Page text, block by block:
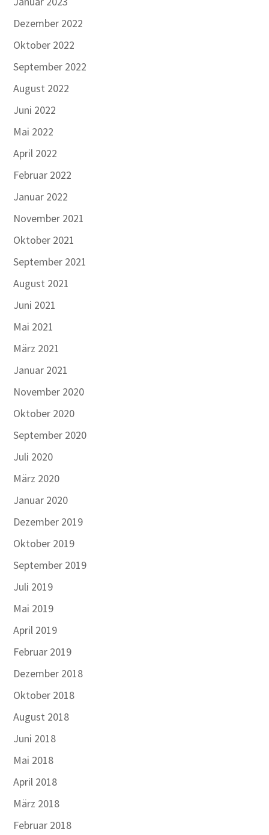
Dezember 2022
Oktober 2022
September 2022
August 2022
Juni 2022
Mai 2022
April 2022
Februar 2022
Januar 2022
November 2021
Oktober 2021
September 2021
August 2021
Juni 2021
Mai 2021
März 2021
Januar 2021
November 2020
Oktober 2020
September 2020
Juli 2020
März 2020
Januar 2020
Dezember 2019
Oktober 2019
September 2019
Juli 2019
Mai 2019
April 2019
Februar 2019
Dezember 2018
Oktober 2018
August 2018
Juni 2018
Mai 2018
April 2018
März 2018
Februar 2018